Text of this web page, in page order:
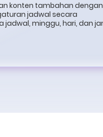
konten tambahan dengan
jadwal secara
jadwal, minggu, hari, dan